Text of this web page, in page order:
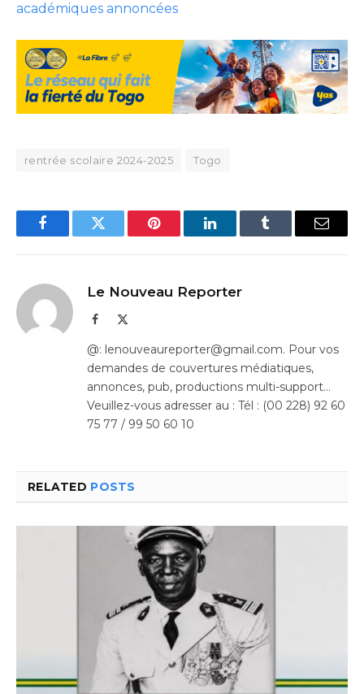
académiques annoncées
rentrée scolaire 2024-2025 Togo
FacebookTwitter Pinterest LinkedInTumblr Email
Le Nouveau Reporter
Facebook
@: lenouveaureporter@gmail.com. Pour vos
demandes de couvertures médiatiques,
annonces, pub, productions multi-support…
Veuillez-vous adresser au : Tél : (00 228) 92 60
75 77 / 99 50 60 10
RELATED POSTS